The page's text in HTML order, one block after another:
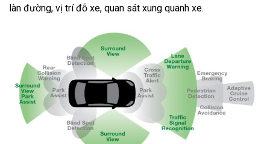
làn đường, vị trí đỗ xe, quan sát xung quanh xe.